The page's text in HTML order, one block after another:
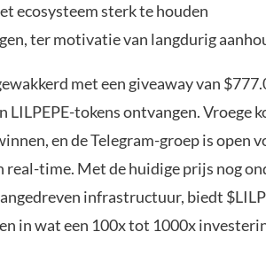
ecosysteem sterk te houden
ter motivatie van langdurig
met een giveaway van
tokens ontvangen. Vroege
en de Telegram-groep is open
time. Met de huidige prijs nog
infrastructuur, biedt
in wat een 100x tot 1000x